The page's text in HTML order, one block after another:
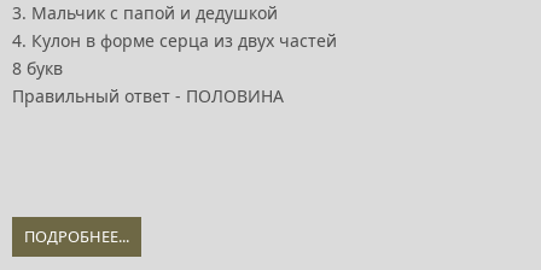
3. Мальчик с папой и дедушкой
4. Кулон в форме серца из двух частей
8 букв
Правильный ответ - ПОЛОВИНА
ПОДРОБНЕЕ...